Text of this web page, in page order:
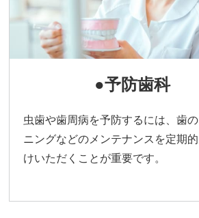
●予防歯科
虫歯や歯周病を予防するには、歯
ニングなどのメンテナンスを定期
けいただくことが重要です。